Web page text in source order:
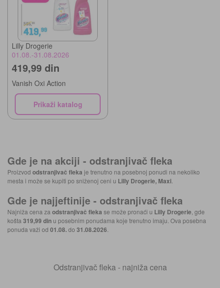
Lilly Drogerie
01.08.-31.08.2026
419,99 din
Vanish Oxi Action
Prikaži katalog
Gde je na akciji - odstranjivač fleka
Proizvod odstranjivač fleka je trenutno na posebnoj ponudi na nekoliko
mesta i može se kupiti po sniženoj ceni u Lilly Drogerie, Maxi
Gde je najjeftinije - odstranjivač fleka
Najniža cena za odstranjivač fleka se može pronaći u Lilly Drogerie , gde
košta 319,99 din u posebnim ponudama koje trenutno imaju. Ova posebna
ponuda važi od 01.08.do 31.08.2026
Odstranjivač fleka - najniža cena